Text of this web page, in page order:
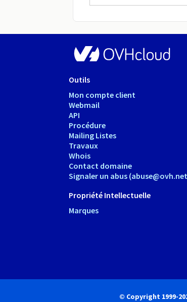
Outils
Mon compte client
Webmail
API
Procédure
Mailing Listes
Travaux
Whois
Contact domaine
Signaler un abus
Propriété Intellectuelle
Marques
© Copyright 1999-